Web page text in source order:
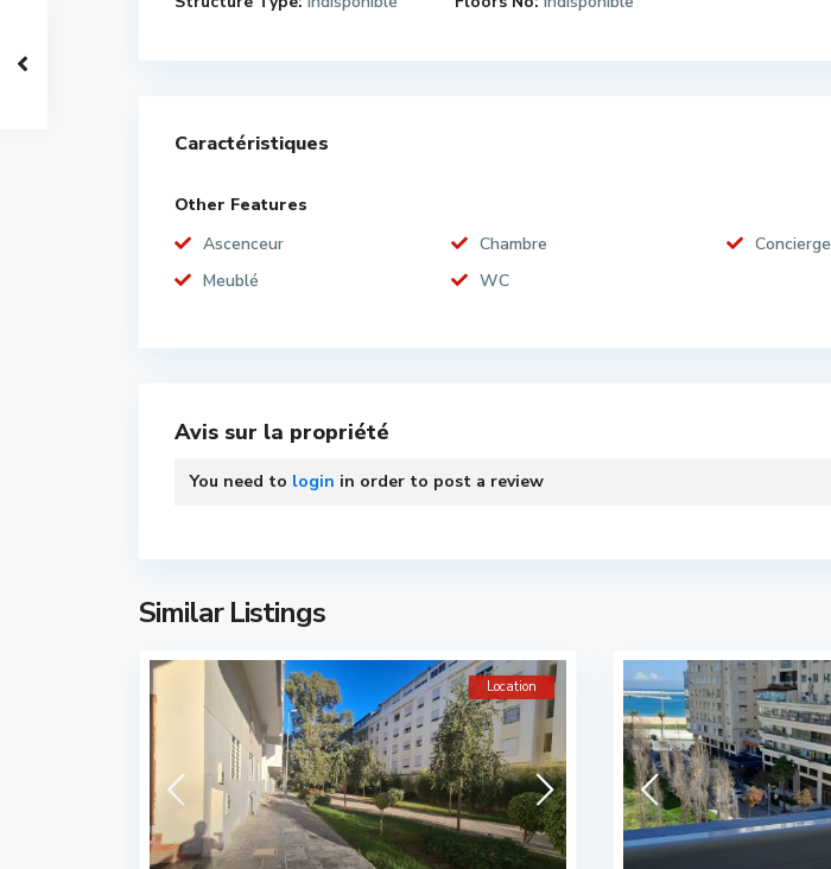
Caractéristiques
Other Features
Ascenceur
Chambre
Concierge
Meublé
WC
Avis sur la propriété
You need to login in order to post a review
Similar Listings
Location